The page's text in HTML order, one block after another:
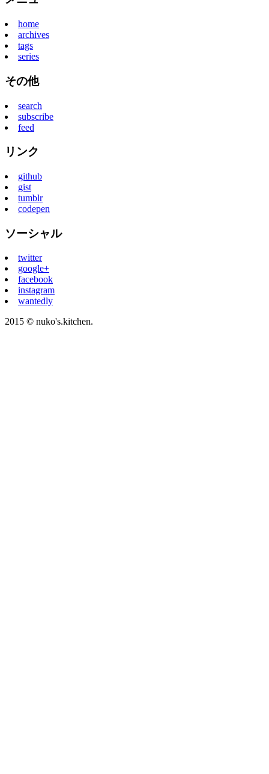
home
archives
tags
series
その他
search
subscribe
feed
リンク
github
gist
tumblr
codepen
ソーシャル
twitter
google+
facebook
instagram
wantedly
2015 © nuko's.kitchen.